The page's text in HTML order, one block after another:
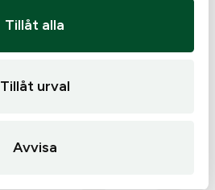
Tillåt alla
Tillåt urval
Avvisa